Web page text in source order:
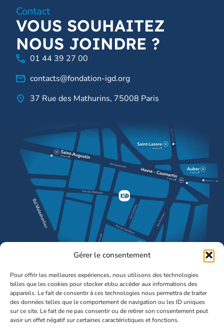
Gérer le consentement
Pour offrir les meilleures expériences, nous utilisons des technologies
telles que les cookies pour stocker et/ou accéder aux informations des
appareils. Le fait de consentir à ces technologies nous permettra de traiter
des données telles que le comportement de navigation ou les ID uniques
sur ce site. Le fait de ne pas consentir ou de retirer son consentement peut
avoir un effet négatif sur certaines caractéristiques et fonctions.
Contact
VOUS SOUHAITEZ
NOUS JOINDRE ?
01 44 39 27 00
contacts@fondation-igd.org
37 Rue des Mathurins, 75008 Paris
Accès
Rapides
Présentation
Nous
suivre